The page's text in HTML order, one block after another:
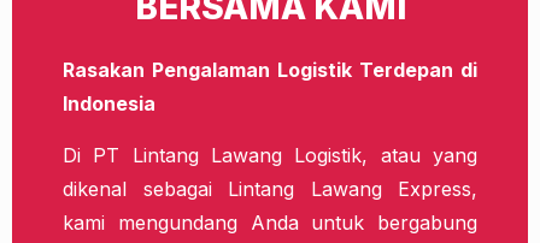
Rasakan Pengalaman Logistik Terdepan di
Indonesia
Di PT Lintang Lawang Logistik, atau yang
dikenal sebagai Lintang Lawang Express,
kami mengundang Anda untuk bergabung